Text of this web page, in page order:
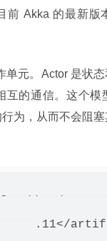
前 Akka 的最新
单元。Actor 是状
互的通信。这个
为，从而不会阻